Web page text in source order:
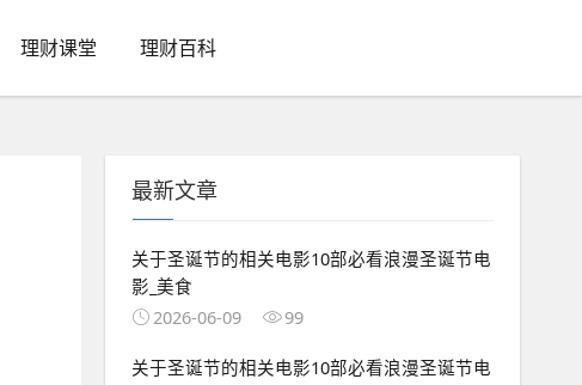
理财课堂 理财百科
最新文章
关于圣诞节的相关电影10部必看浪漫圣诞节电
影_美食
2026-06-09
99
关于圣诞节的相关电影10部必看浪漫圣诞节电